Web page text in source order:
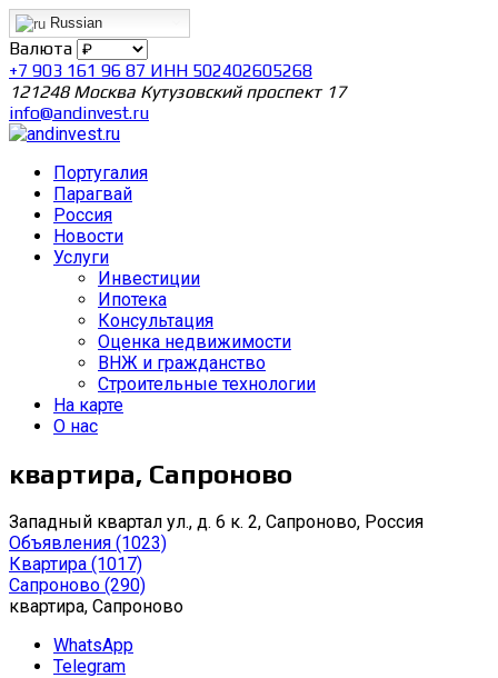
Russian
Валюта
+7 903 161 96 87 ИНН 502402605268
121248 Москва Кутузовский проспект 17
info@andinvest.ru
Португалия
Парагвай
Россия
Новости
Услуги
Инвестиции
Ипотека
Консультация
Оценка недвижимости
ВНЖ и гражданство
Строительные технологии
На карте
О нас
квартира, Сапроново
Западный квартал ул., д. 6 к. 2, Сапроново, Россия
Объявления (1023)
Квартира (1017)
Сапроново (290)
квартира, Сапроново
WhatsApp
Telegram